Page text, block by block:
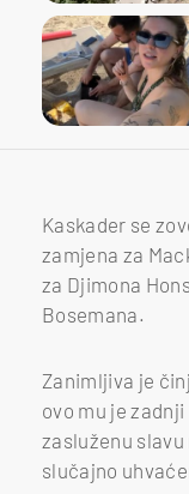
Kaskader se
zamjena za
za Djimona
Bosemana.
Zanimljiva je
ovo mu je
zasluženu
slučajno